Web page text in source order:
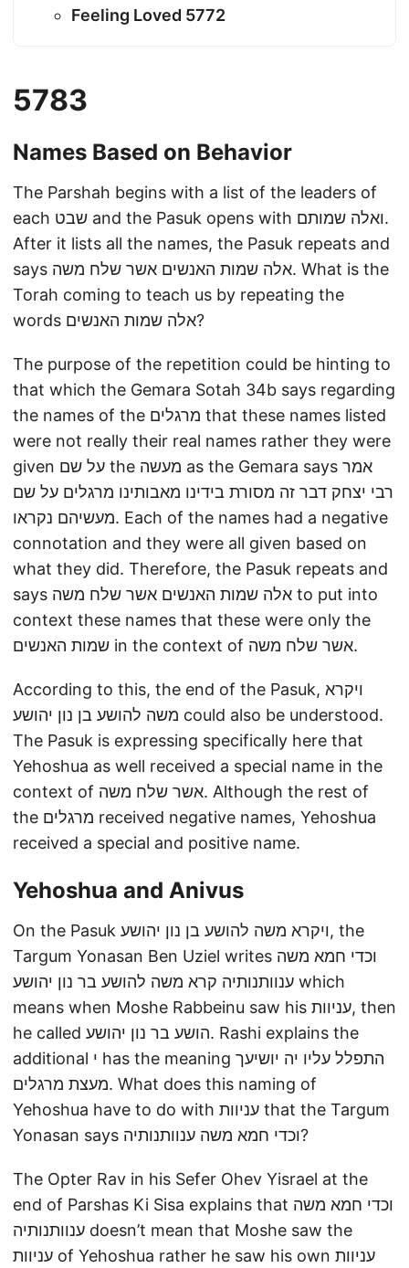
Feeling Loved 5772
5783
Names Based on Behavior
The Parshah begins with a list of the leaders of
each שבט and the Pasuk opens with ואלה שמותם.
After it lists all the names, the Pasuk repeats and
says אלה שמות האנשים אשר שלח משה. What is the
Torah coming to teach us by repeating the
words אלה שמות האנשים?
The purpose of the repetition could be hinting to
that which the Gemara Sotah 34b says regarding
the names of the מרגלים that these names listed
were not really their real names rather they were
given על שם the מעשה as the Gemara says אמר
רבי יצחק דבר זה מסורת בידינו מאבותינו מרגלים על שם
מעשיהם נקראו. Each of the names had a negative
connotation and they were all given based on
what they did. Therefore, the Pasuk repeats and
says אלה שמות האנשים אשר שלח משה to put into
context these names that these were only the
שמות האנשים in the context of אשר שלח משה.
According to this, the end of the Pasuk, ויקרא
משה להושע בן נון יהושע could also be understood.
The Pasuk is expressing specifically here that
Yehoshua as well received a special name in the
context of אשר שלח משה. Although the rest of
the מרגלים received negative names, Yehoshua
received a special and positive name.
Yehoshua and Anivus
On the Pasuk ויקרא משה להושע בן נון יהושע, the
Targum Yonasan Ben Uziel writes וכדי חמא משה
ענוותנותיה קרא משה להושע בר נון יהושע which
means when Moshe Rabbeinu saw his עניוות, then
he called הושע בר נון יהושע. Rashi explains the
additional י has the meaning התפלל עליו יה יושיעך
מעצת מרגלים. What does this naming of
Yehoshua have to do with עניוות that the Targum
Yonasan says וכדי חמא משה ענוותנותיה?
The Opter Rav in his Sefer Ohev Yisrael at the
end of Parshas Ki Sisa explains that וכדי חמא משה
ענוותנותיה doesn’t mean that Moshe saw the
עניוות of Yehoshua rather he saw his own עניוות